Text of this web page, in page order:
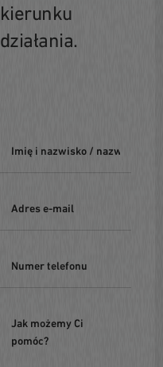
kierunku
działania.